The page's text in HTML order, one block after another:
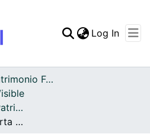
Log In
Archivo del Patrimonio Fotográfico y Fílmico del Valle del Cauca
FCCV - Colegios - Patrimonial
En primer plano puerta de entrada a una institución educativa